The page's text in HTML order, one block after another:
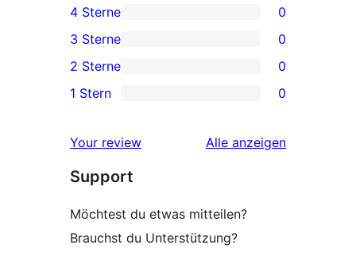
Sterne-
Rezensionen
0 4-
Sterne-
Rezensionen
4 Sterne 0
0 3-
Sterne-
Rezensionen
3 Sterne 0
0 2-
Sterne-
2 Sterne 0
0 1-
Rezensionen
1 Stern 0
Your review Alle Rezensionen
anzeigen
Support
Möchtest du etwas mitteilen?
Brauchst du Unterstützung?